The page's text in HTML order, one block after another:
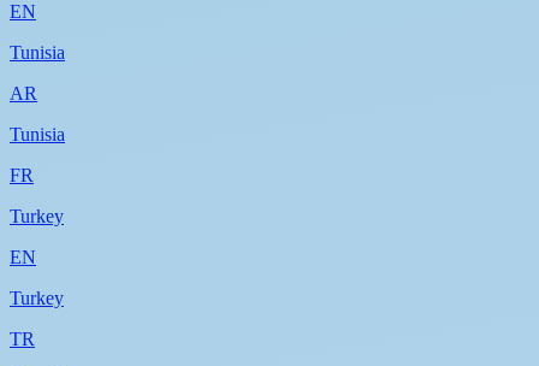
EN
Tunisia
AR
Tunisia
FR
Turkey
EN
Turkey
TR